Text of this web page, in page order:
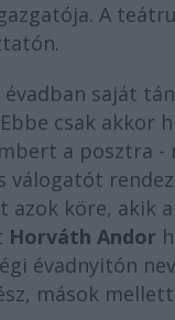
A
saját
csak akkor
a posztra -
válogatót
azok köre, akik
Horváth Andor
évadnyitón
mások mellett